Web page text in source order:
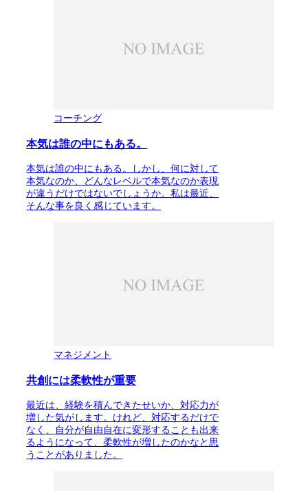
コーチング
本気は誰の中にもある。
本気は誰の中にもある。しかし、何に対して
本気なのか、どんなレベルで本気なのか表現
が違うだけではないでしょうか。私は最近、
そんな事を良く感じています。
マネジメント
共創には柔軟性が重要
最近は、経験を積んできたせいか、対応力が
増した気がします。けれど、対応するだけで
なく、自分が自由自在に変形することも出来
るようになって、柔軟性が増したのかなと思
うことがありました。